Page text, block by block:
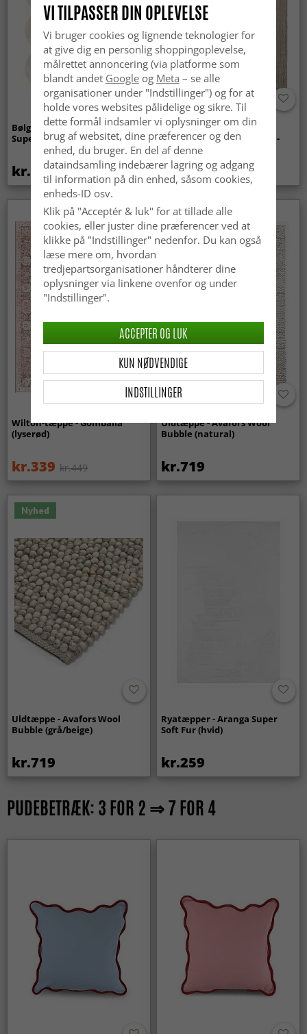
Bølget ryatæppe - Aranga
Super Soft Fur (beige)
kr.369
Tæpper til
indendørs/udendørs brug -
Arlo (beige)
kr.449
Wilton-tæppe - Gombalia
(lyserød)
kr.339 kr.449
Uldtæppe - Avafors Wool
Bubble (natural)
kr.719
Nyhed
Uldtæppe - Avafors Wool
Bubble (grå/beige)
kr.719
Ryatæpper - Aranga Super
Soft Fur (hvid)
kr.259
PUDEBETRÆK: 3 FOR 2 ⇒ 7 FOR 4
VI TILPASSER DIN OPLEVELSE
Vi bruger cookies og lignende teknologier for
at give dig en personlig shoppingoplevelse,
målrettet annoncering (via platforme som
blandt andet Googleog Meta – se alle
organisationer under "Indstillinger") og for at
holde vores websites pålidelige og sikre. Til
dette formål indsamler vi oplysninger om din
brug af websitet, dine præferencer og den
enhed, du bruger. En del af denne
dataindsamling indebærer lagring og adgang
til information på din enhed, såsom cookies,
enheds-ID osv.
Klik på "Acceptér & luk" for at tillade alle
cookies, eller juster dine præferencer ved at
klikke på "Indstillinger" nedenfor. Du kan også
læse mere om, hvordan
tredjepartsorganisationer håndterer dine
oplysninger via linkene ovenfor og under
"Indstillinger".
INDSTILLINGER
KUN NØDVENDIGE
ACCEPTER OG LUK